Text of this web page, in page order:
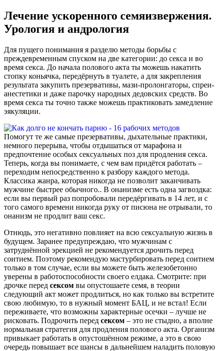
Лечение ускоренного семяизвержения.
Урология и андрология
Для пущего понимания я разделю методы борьбы с
преждевременным спуском на две категории: до секса и во
время секса. До начала полового акта ты можешь накатить
стопку коньячка, передёрнуть в туалете, а для закрепления
результата закупить презервативы, мази-пролонгаторы, спреи-
анестетики и даже парочку народных дедовских средств. Во
время секса ты точно также можешь практиковать замедление
эякуляции.
Помогут те же самые презервативы, дыхательные практики,
немного перерыва, чтобы отдышаться от марафона и
предпочтение особых сексуальных поз для продления секса.
Теперь, когда вы понимаете, с чем вам придётся работать –
переходим непосредственно к разбору каждого метода.
Классика жанра, которая никогда не позволит заканчивать
мужчине быстрее обычного.. В онанизме есть одна загвоздка:
если вы первый раз попробовали передёргивать в 14 лет, и с
того самого времени никогда руку от писюна не отрывали, то
онанизм не продлит ваш секс.
Отнюдь, это негативно повлияет на всю сексуальную жизнь в
будущем. Заранее предупреждаю, что мужчинам с
затруднённой эрекцией не рекомендуется дрочить перед
соитием. Поэтому рекомендую мастурбировать перед соитием
только в том случае, если вы можете быть железобетонно
уверены в работоспособности своего елдака. Смотрите: при
дрочке перед сексом вы опустошаете семя, в теории
следующий акт может продлиться, но как только вы встретите
свою любимую, то в нужный момент БАЦ, и не встал! Если
переживаете, что возможны характерные осечки – лучше не
рисковать. Подрочить перед сексом – это не стыдно, а вполне
нормальная стратегия для продления полового акта. Организм
привыкает работать в опустошённом режиме, а это в свою
очередь повышает все шансы в дальнейшем наладить половую